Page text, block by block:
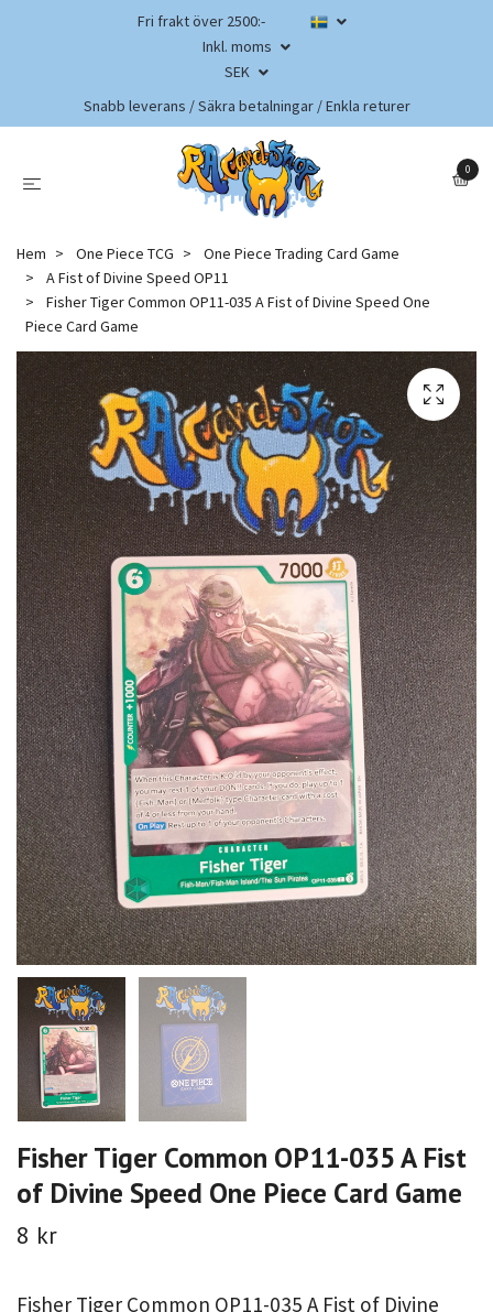
Fri frakt över 2500:-
Inkl. moms
SEK
Snabb leverans / Säkra betalningar / Enkla returer
0
Hem One Piece TCG
One Piece Trading Card Game
A Fist of Divine Speed OP11
Fisher Tiger Common OP11-035 A Fist of Divine Speed One
Piece Card Game
Fisher Tiger Common OP11-035 A Fist
of Divine Speed One Piece Card Game
8 kr
Fisher Tiger Common OP11-035 A Fist of Divine